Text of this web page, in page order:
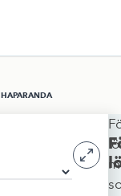
HAPARANDA